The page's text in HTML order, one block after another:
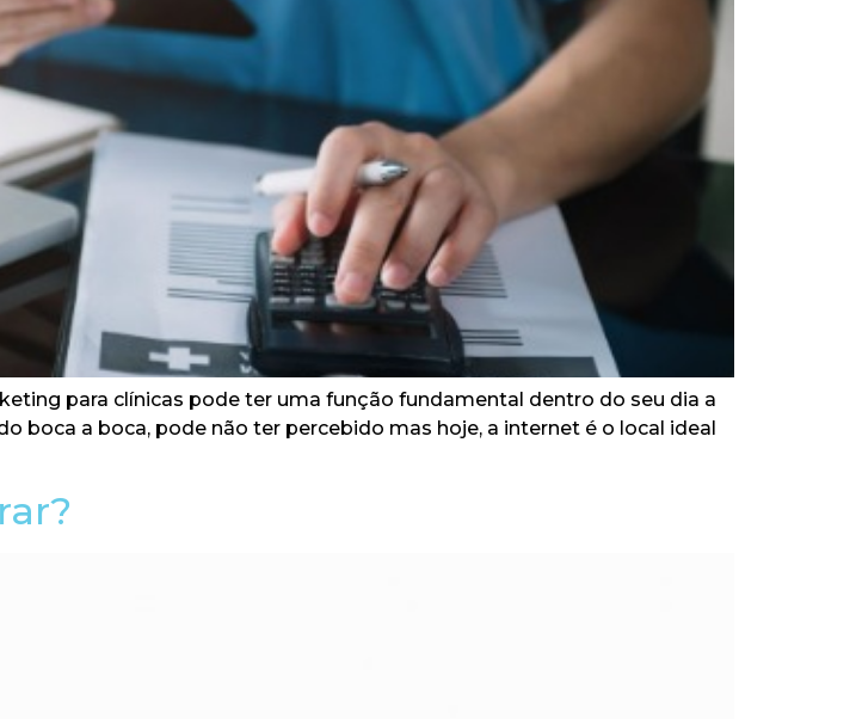
para clínicas pode ter uma função fundamental dentro do seu dia a
boca a boca, pode não ter percebido mas hoje, a internet é o local ideal